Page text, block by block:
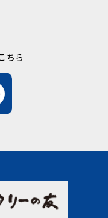
ちら